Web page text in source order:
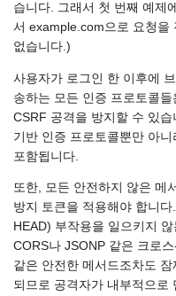
습니다. 그래서 첫 번째 예제
서 example.com으로 요청을
없습니다.)
사용자가 로그인 한 이후에
송하는 모든 인증 프로토콜
CSRF 공격을 방지할 수 있
기반 인증 프로토콜뿐만 아
포함됩니다.
또한, 모든 안전하지 않은 메
방지 토큰을 적용해야 합니
HEAD) 부작용을 일으키지
CORS나 JSONP 같은 크로
같은 안전한 메서드조차도
되므로 공격자가 내부적으로